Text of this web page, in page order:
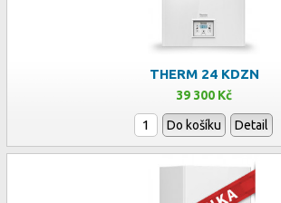
THERM 24 KDZN
39 300 Kč
Do košíku Detail